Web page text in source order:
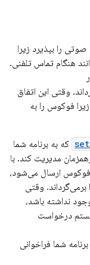
را بپذیرد زیرا
هنگام تماس تلفنی.
وقتی این اتفاق
فوکوس را به
که به برنامه شما
مدیریت کند. با
ارسال می‌شود،
برمی‌گرداند. وقتی
نداشته باشد،
درخواست
شما فراخوانی